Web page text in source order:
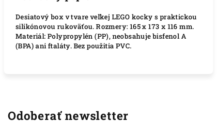
Desiatový box v tvare veľkej LEGO kocky s praktickou
silikónovou rukoväťou. Rozmery: 165 x 173 x 116 mm.
Materiál: Polypropylén (PP), neobsahuje bisfenol A
(BPA) ani ftaláty. Bez použitia PVC.
Odoberať newsletter